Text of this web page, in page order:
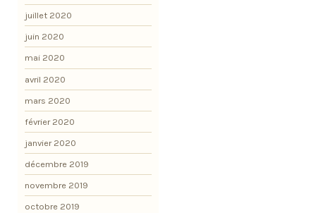
juillet 2020
juin 2020
mai 2020
avril 2020
mars 2020
février 2020
janvier 2020
décembre 2019
novembre 2019
octobre 2019